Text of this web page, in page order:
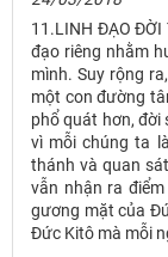
11.LINH ĐẠO ĐỜI
đạo riêng nhằm
mình. Suy rộng
một con đường
phổ quát hơn, đời
vì mỗi chúng ta
thánh và quan
vẫn nhận ra
gương mặt của
Đức Kitô mà mỗi